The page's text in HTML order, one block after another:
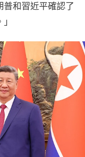
和習近平確認了